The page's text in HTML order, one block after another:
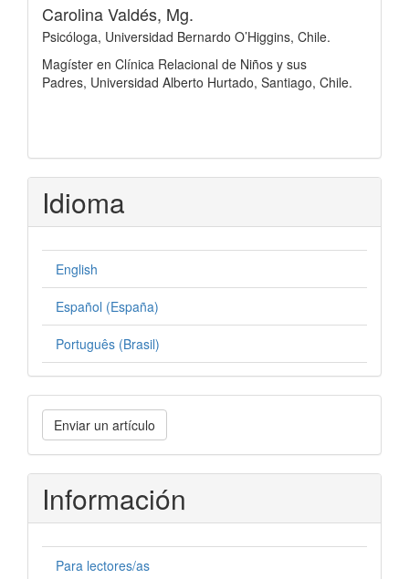
Carolina Valdés, Mg.
Psicóloga, Universidad Bernardo O’Higgins, Chile.
Magíster en Clínica Relacional de Niños y sus
Padres, Universidad Alberto Hurtado, Santiago, Chile.
Idioma
English
Español (España)
Português (Brasil)
Enviar
un
artículo
Enviar un artículo
Información
Para lectores/as